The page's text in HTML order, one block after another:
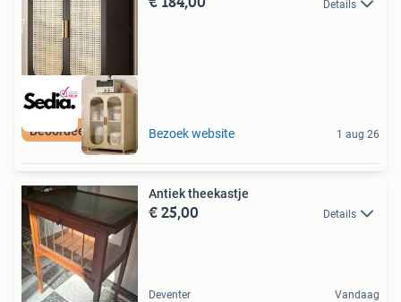
Details
Bezoek website 1 aug 26
Antiek theekastje
€ 25,00 Details
Deventer Vandaag